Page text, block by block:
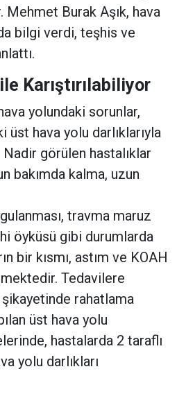
Mehmet Burak Aşık, hava
bilgi verdi, teşhis ve
Karıştırılabiliyor
yolundaki sorunlar,
hava yolu darlıklarıyla
görülen hastalıklar
bakımda kalma, uzun
travma maruz
öyküsü gibi durumlarda
bir kısmı, astım ve KOAH
Tedavilere
şikayetinde rahatlama
üst hava yolu
hastalarda 2 taraflı
yolu darlıkları